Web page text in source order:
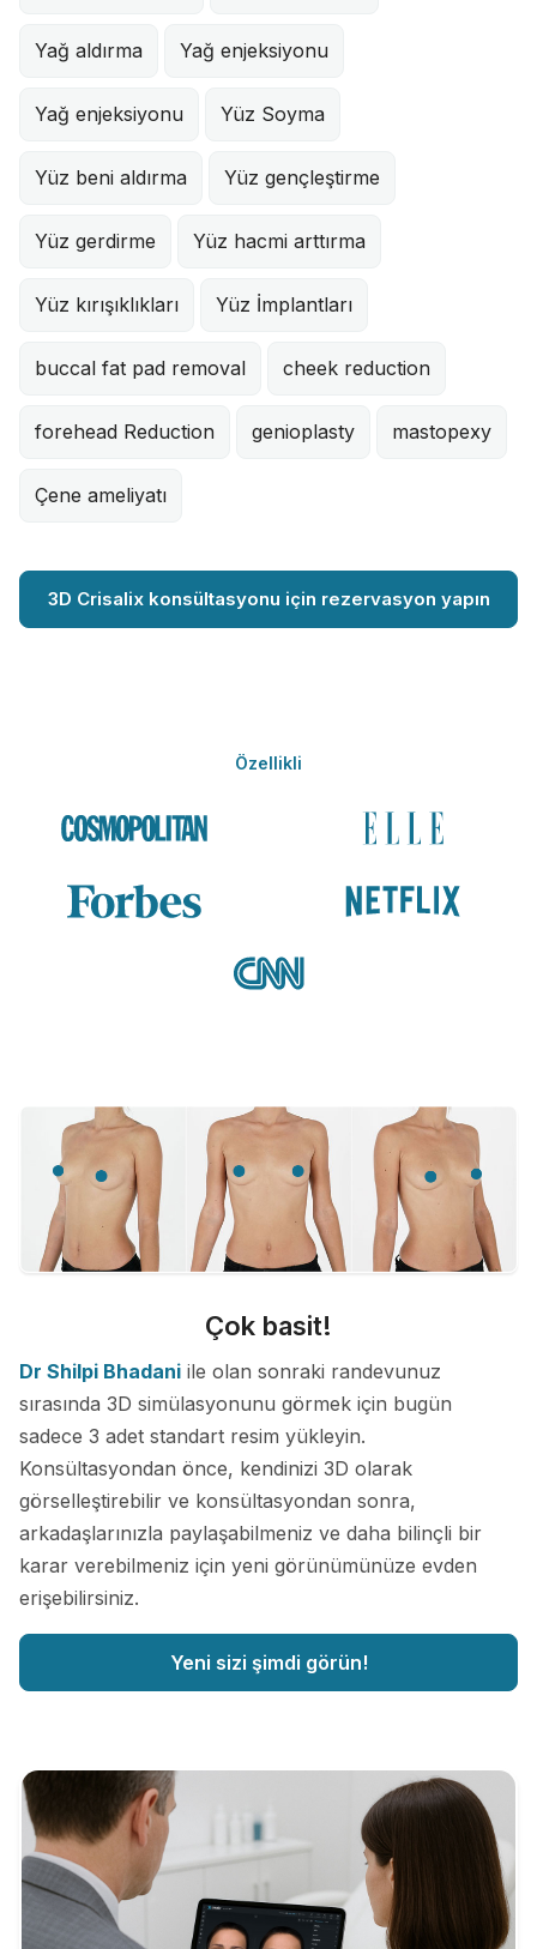
Yağ aldırma Yağ enjeksiyonu
Yağ enjeksiyonu Yüz Soyma
Yüz beni aldırma Yüz gençleştirme
Yüz gerdirme Yüz hacmi arttırma
Yüz kırışıklıkları Yüz İmplantları
buccal fat pad removal cheek reduction
forehead Reduction genioplasty mastopexy
Çene ameliyatı
3D Crisalix konsültasyonu için rezervasyon yapın
Özellikli
Çok basit!
Dr Shilpi Bhadani ile olan sonraki randevunuz
sırasında 3D simülasyonunu görmek için bugün
sadece 3 adet standart resim yükleyin.
Konsültasyondan önce, kendinizi 3D olarak
görselleştirebilir ve konsültasyondan sonra,
arkadaşlarınızla paylaşabilmeniz ve daha bilinçli bir
karar verebilmeniz için yeni görünümünüze evden
erişebilirsiniz.
Yeni sizi şimdi görün!